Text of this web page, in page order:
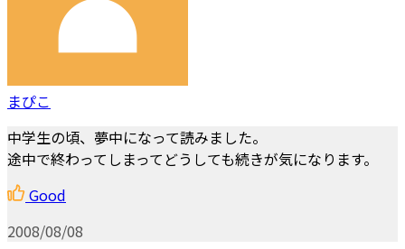
まぴこ
中学生の頃、夢中になって読みました。
途中で終わってしまってどうしても続きが気になります。
Good
2008/08/08